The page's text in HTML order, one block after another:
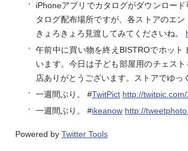
iPhoneアプリでカタログがダウンロー
タログ配布場所ですが、各ストアのエ
きょろきょろ見渡してみてくださいね。
午前中に買い物を終えBISTROでホッ
います。今日は子ども部屋用のチェス
店ありがとうございます。ストアでゆっ
一週間ぶり。 #TwitPict http://
一週間ぶり。 #ikeanow http://
Powered by Twitter Tools